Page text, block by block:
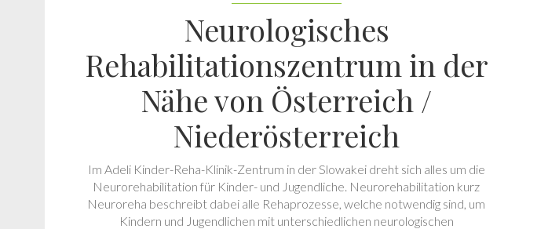
Neurologisches
Rehabilitationszentrum in der
Nähe von Österreich /
Niederösterreich
Im Adeli Kinder-Reha-Klinik-Zentrum in der Slowakei dreht sich alles um die
Neurorehabilitation für Kinder- und Jugendliche. Neurorehabilitation kurz
Neuroreha beschreibt dabei alle Rehaprozesse, welche notwendig sind, um
Kindern und Jugendlichen mit unterschiedlichen neurologischen